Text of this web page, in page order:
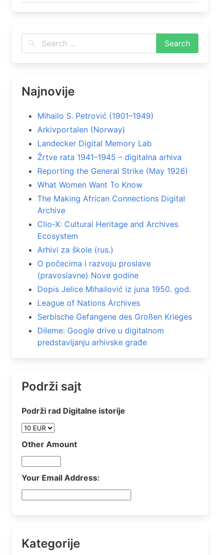
Najnovije
Mihailo S. Petrović (1901–1949)
Arkivportalen (Norway)
Landecker Digital Memory Lab
Žrtve rata 1941–1945 – digitalna arhiva
Reporting the General Strike (May 1926)
What Women Want To Know
The Making African Connections Digital
Archive
Clio-X: Cultural Heritage and Archives
Ecosystem
Arhivi za škole (rus.)
O počecima i razvoju proslave
(pravoslavne) Nove godine
Dopis Jelice Mihailović iz juna 1950. god.
League of Nations Archives
Serbische Gefangene des Großen Krieges
Dileme: Google drive u digitalnom
predstavljanju arhivske građe
Podrži sajt
Podrži rad Digitalne istorije
Other Amount
Your Email Address:
Kategorije